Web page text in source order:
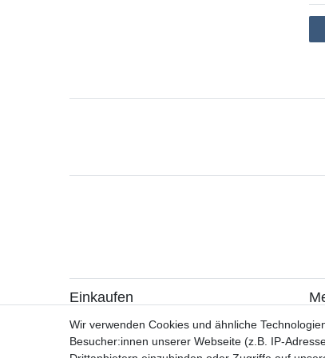
Einkaufen
> Zahlungsarten
> Versandarten & -kosten
> Widerrufsrecht / Widerruf erklären
>
>
Wir verwenden Cookies und ähnliche
Besucher:innen unserer Webseite (z.B. IP-